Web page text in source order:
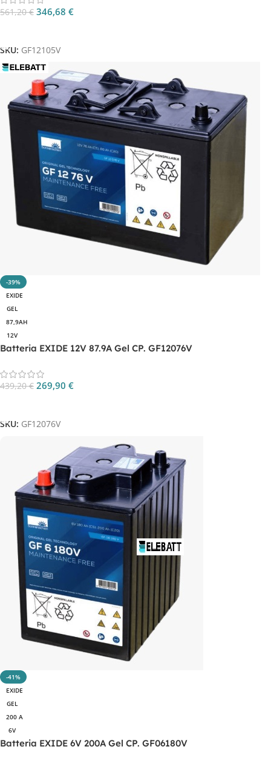
561,20€ 346,68 €
SKU: GF12105V
-39%
EXIDE
GEL
87,9AH
12V
Batteria EXIDE 12V 87.9A Gel CP. GF12076V
439,20€ 269,90 €
SKU: GF12076V
-41%
EXIDE
GEL
200 A
6V
Batteria EXIDE 6V 200A Gel CP. GF06180V